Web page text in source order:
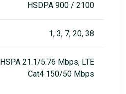
HSDPA 900 / 2100
1, 3, 7, 20, 38
HSPA 21.1/5.76 Mbps, LTE
Cat4 150/50 Mbps